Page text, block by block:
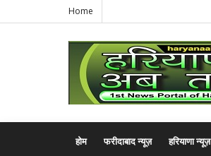
Home
होम फरीदाबाद न्यूज़ हरियाणा न्यूज़